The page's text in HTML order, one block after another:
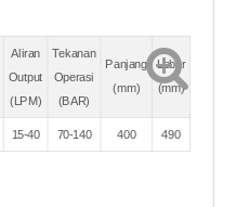
Aliran
Output
(LPM)
Tekanan
Operasi
(BAR)
Panjang
(mm)
Lebar
(mm)
15-40 70-140 400 490